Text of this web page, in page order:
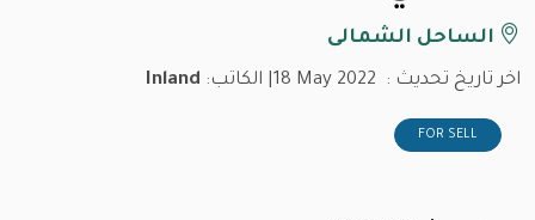
الساحل الشمالى
اخر تاريخ تحديث : 18 May 2022 | الكاتب: Inland
FOR SELL